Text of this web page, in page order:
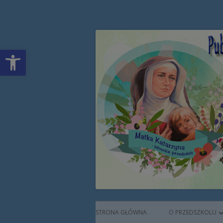
Open toolbar
Publiczne
Augustianek
Menu
STRONA GŁÓWNA O PRZEDSZKOLU